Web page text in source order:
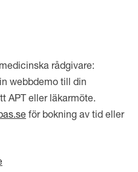
rådgivare:
webbdemo till din
APT eller läkarmöte.
för bokning av tid eller